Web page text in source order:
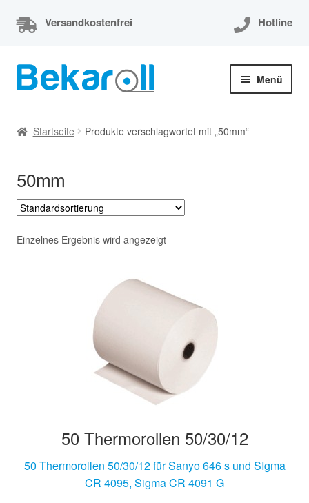
Versandkostenfrei Hotline
Zur
Navigation
Zum
Inhalt
Menü
EC-Cash Rollen
Hersteller/Gerät
Apothekenrollen
Rollen für Waagen
Startseite Produkte verschlagwortet mit „50mm“
50mm
Einzelnes Ergebnis wird angezeigt
50 Thermorollen 50/30/12
50 Thermorollen 50/30/12 für Sanyo 646 s und SIgma
CR 4095, Sigma CR 4091 G